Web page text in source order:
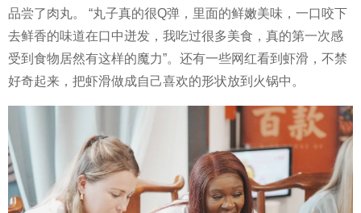
品尝了肉丸。 “丸子真的很Q弹，里面的鲜嫩美味，一口咬下
去鲜香的味道在口中迸发，我吃过很多美食，真的第一次感
受到食物居然有这样的魔力”。还有一些网红看到虾滑，不禁
好奇起来，把虾滑做成自己喜欢的形状放到火锅中。